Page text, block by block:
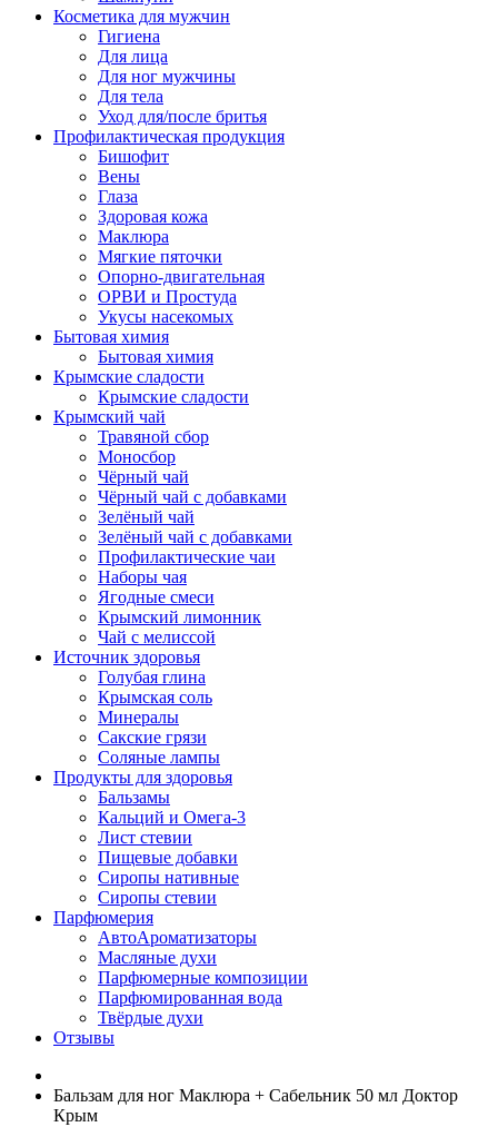
Косметика для мужчин
Гигиена
Для лица
Для ног мужчины
Для тела
Уход для/после бритья
Профилактическая продукция
Бишофит
Вены
Глаза
Здоровая кожа
Маклюра
Мягкие пяточки
Опорно-двигательная
ОРВИ и Простуда
Укусы насекомых
Бытовая химия
Бытовая химия
Крымские сладости
Крымские сладости
Крымский чай
Травяной сбор
Моносбор
Чёрный чай
Чёрный чай с добавками
Зелёный чай
Зелёный чай с добавками
Профилактические чаи
Наборы чая
Ягодные смеси
Крымский лимонник
Чай с мелиссой
Источник здоровья
Голубая глина
Крымская соль
Минералы
Сакские грязи
Соляные лампы
Продукты для здоровья
Бальзамы
Кальций и Омега-3
Лист стевии
Пищевые добавки
Сиропы нативные
Сиропы стевии
Парфюмерия
АвтоАроматизаторы
Масляные духи
Парфюмерные композиции
Парфюмированная вода
Твёрдые духи
Отзывы
Бальзам для ног Маклюра + Сабельник 50 мл Доктор
Крым